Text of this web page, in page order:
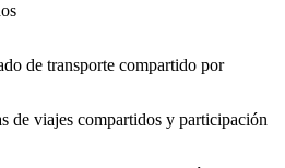
de transporte compartido por
de viajes compartidos y participación